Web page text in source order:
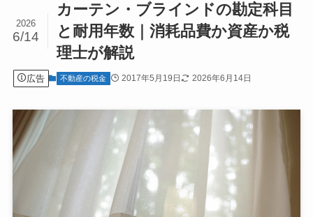
カーテン・ブラインドの勘定科目
と耐用年数｜消耗品費か資産か税
理士が解説
2026
6/14
広告 不動産の税金 2017年5月19日 2026年6月14日